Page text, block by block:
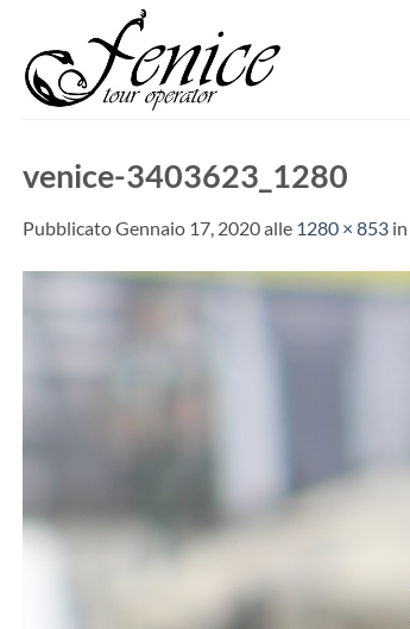
contenuti
venice-3403623_1280
PubblicatoGennaio 17, 2020alle 1280 × 853 in